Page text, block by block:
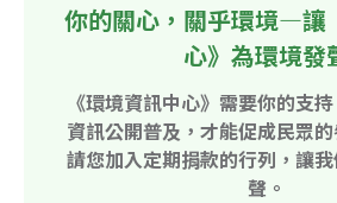
你的關心，關乎環境—讓
心》為環境發
《環境資訊中心》需要你的支
資訊公開普及，才能促成民眾
請您加入定期捐款的行列，讓
聲。